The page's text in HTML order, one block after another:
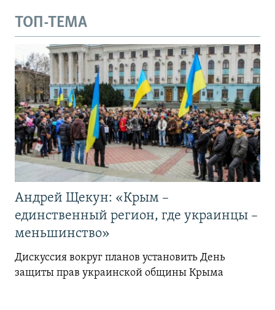
ТОП-ТЕМА
Андрей Щекун: «Крым –
единственный регион, где украинцы –
меньшинство»
Дискуссия вокруг планов установить День
защиты прав украинской общины Крыма